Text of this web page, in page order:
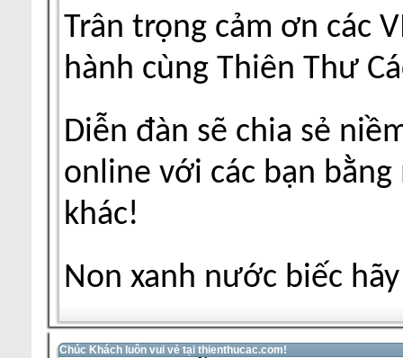
Trân trọng cảm ơn các
hành cùng Thiên Thư
Diễn đàn sẽ chia sẻ
online với các bạn
khác!
Non xanh nước biếc
Chúc Khách luôn vui vẻ tại thienthucac.com!